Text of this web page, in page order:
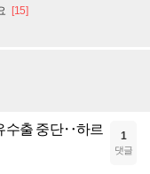
[15]
수출 중단‥하르
1
댓글